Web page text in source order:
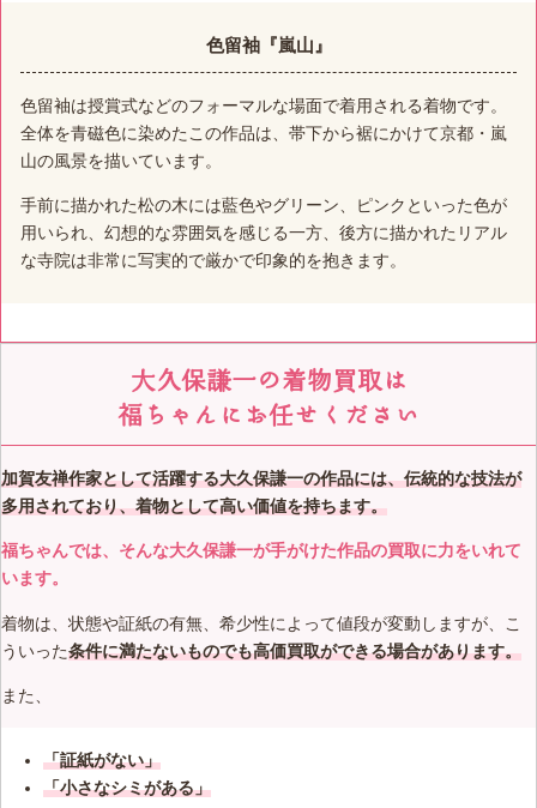
色留袖『嵐山』
色留袖は授賞式などのフォーマルな場面で着用される着物です。
全体を青磁色に染めたこの作品は、帯下から裾にかけて京都・嵐
山の風景を描いています。
手前に描かれた松の木には藍色やグリーン、ピンクといった色が
用いられ、幻想的な雰囲気を感じる一方、後方に描かれたリアル
な寺院は非常に写実的で厳かで印象的を抱きます。
大久保謙一の着物買取は
福ちゃんにお任せください
加賀友禅作家として活躍する大久保謙一の作品には、伝統的な技法が
多用されており、着物として高い価値を持ちます。
福ちゃんでは、そんな大久保謙一が手がけた作品の買取に力をいれて
います。
着物は、状態や証紙の有無、希少性によって値段が変動しますが、こ
ういった条件に満たないものでも高価買取ができる場合があります。
また、
「証紙がない」
「小さなシミがある」